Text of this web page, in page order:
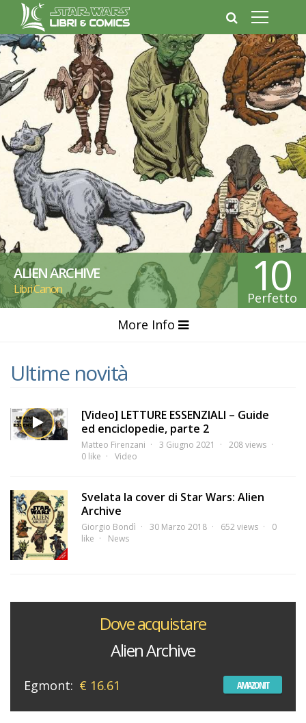
ALIEN ARCHIVE
Libri Canon 10
Perfetto
More Info
Ultime novità
[Video] LETTURE ESSENZIALI – Guide
ed enciclopedie, parte 2
Matteo Firenzani 3 Giugno 2021
208 views
0 like
Video
Svelata la cover di Star Wars: Alien
Archive
Giorgio Bondì 30 Marzo 2018 652 views
0
like
News
Dove acquistare
Alien Archive
Egmont: € 16.61 AMAZONIT